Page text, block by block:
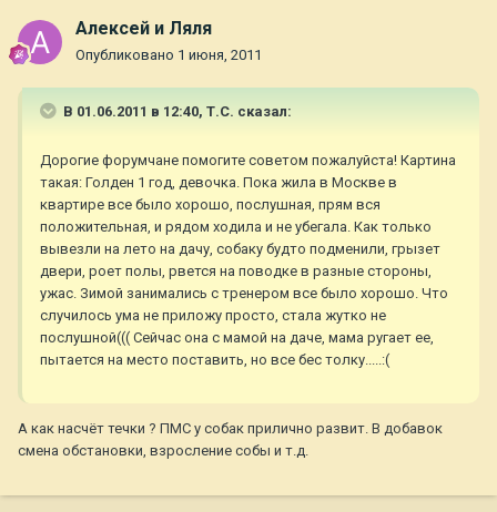
Алексей и Ляля
Опубликовано 1 июня, 2011
В 01.06.2011 в 12:40, Т.С. сказал:
Дорогие форумчане помогите советом пожалуйста! Картина
такая: Голден 1 год, девочка. Пока жила в Москве в
квартире все было хорошо, послушная, прям вся
положительная, и рядом ходила и не убегала. Как только
вывезли на лето на дачу, собаку будто подменили, грызет
двери, роет полы, рвется на поводке в разные стороны,
ужас. Зимой занимались с тренером все было хорошо. Что
случилось ума не приложу просто, стала жутко не
послушной((( Сейчас она с мамой на даче, мама ругает ее,
пытается на место поставить, но все бес толку.....:(
А как насчёт течки ? ПМС у собак прилично развит. В добавок
смена обстановки, взросление собы и т.д.